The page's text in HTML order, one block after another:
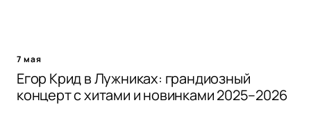
7 мая
Егор Крид в Лужниках: грандиозный
концерт с хитами и новинками 2025–2026